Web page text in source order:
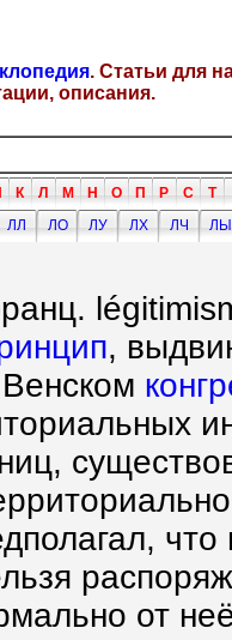
. Статьи для
описания.
К Л М Н О П Р С Т
ЛЛ ЛО ЛУ ЛХ ЛЧ
ЛЫ
lé
,
от